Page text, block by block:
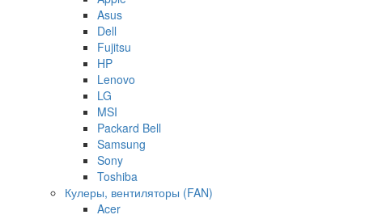
Asus
Dell
Fujitsu
HP
Lenovo
LG
MSI
Packard Bell
Samsung
Sony
Toshiba
Кулеры, вентиляторы (FAN)
Acer